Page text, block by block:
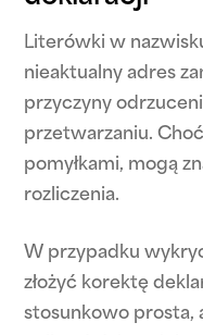
Literówki w
nieaktualny adres
przyczyny
przetwarzaniu.
pomyłkami, mogą
rozliczenia.
W przypadku
złożyć korektę
stosunkowo prosta,